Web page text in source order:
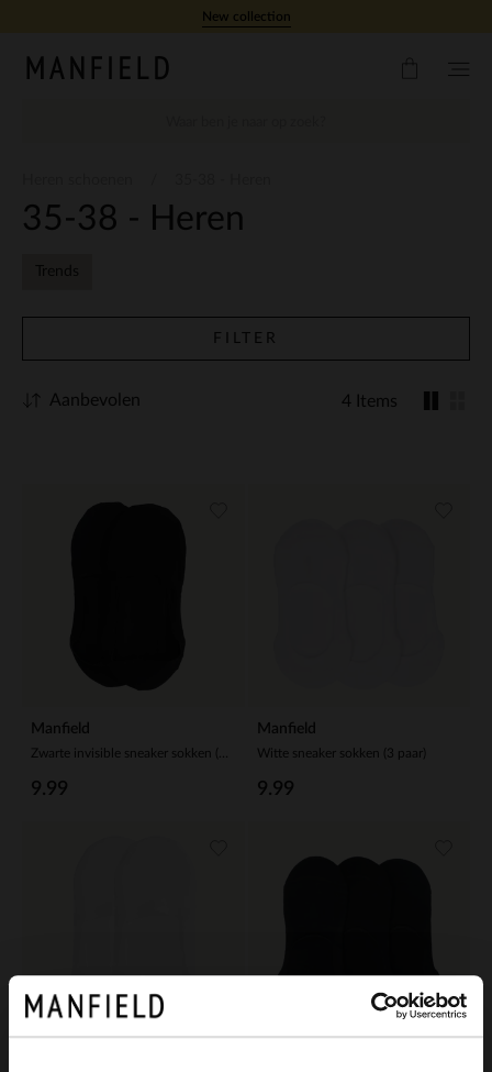
New collection
35-38 - Heren
Trends
FILTER
4 Items
Aanbevolen
Manfield
9.99
Manfield
Witte sneaker sokken (3 paar)
9.99